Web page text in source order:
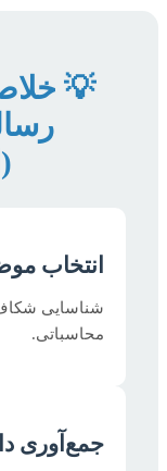
💡
انتخاب
شناسایی
محاسباتی.
جمع‌آوری